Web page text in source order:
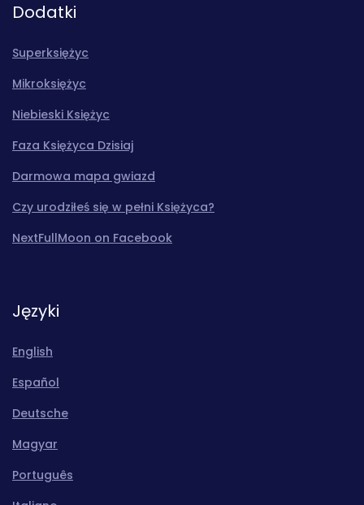
Dodatki
Superksiężyc
Mikroksiężyc
Niebieski Księżyc
Faza Księżyca Dzisiaj
Darmowa mapa gwiazd
Czy urodziłeś się w pełni Księżyca?
NextFullMoon on Facebook
Języki
English
Español
Deutsche
Magyar
Português